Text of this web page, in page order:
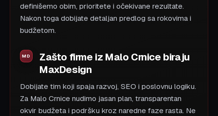
definišemo obim, prioritete i očekivane rezultate.
Nakon toga dobijate detaljan predlog sa rokovima i
budžetom.
Zašto firme iz Malo Crnice biraju
MaxDesign
Dobijate tim koji spaja razvoj, SEO i poslovnu logiku.
Za Malo Crnice nudimo jasan plan, transparentan
okvir budžeta i podršku kroz naredne faze rasta. Ne